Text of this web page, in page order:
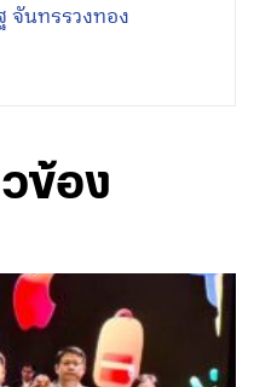
จันทรรวงทอง
ข้อง